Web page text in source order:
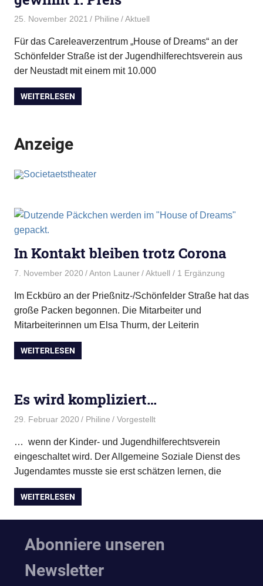
25. November 2021 Philine Aktuell
Für das Careleaverzentrum „House of Dreams“ an der
Schönfelder Straße ist der Jugendhilferechtsverein aus
der Neustadt mit einem mit 10.000
WEITERLESEN
Anzeige
In Kontakt bleiben trotz Corona
7. November 2020 Anton Launer Aktuell / 1 Ergänzung
Im Eckbüro an der Prießnitz-/Schönfelder Straße hat das
große Packen begonnen. Die Mitarbeiter und
Mitarbeiterinnen um Elsa Thurm, der Leiterin
WEITERLESEN
Es wird kompliziert…
29. Februar 2020 Philine Vorgestellt
… wenn der Kinder- und Jugendhilferechtsverein
eingeschaltet wird. Der Allgemeine Soziale Dienst des
Jugendamtes musste sie erst schätzen lernen, die
WEITERLESEN
Abonniere unseren
Newsletter